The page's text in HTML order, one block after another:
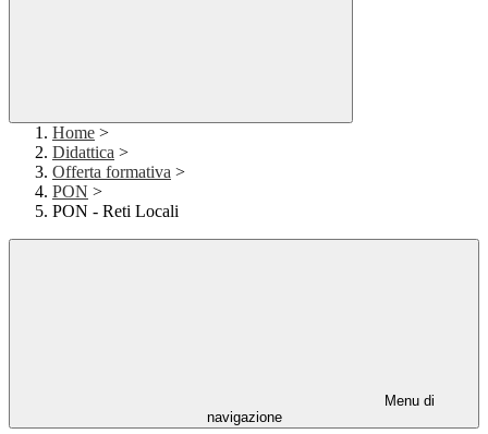
Home >
Didattica >
Offerta formativa >
PON >
PON - Reti Locali
Menu di
navigazione